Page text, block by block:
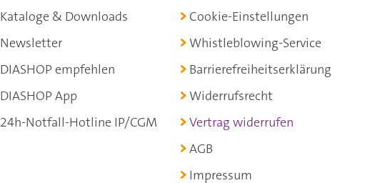
Kataloge & Downloads
Newsletter
DIASHOP empfehlen
DIASHOP App
24h-Notfall-Hotline IP/CGM
Cookie-Einstellungen
Whistleblowing-Service
Barrierefreiheitserklärung
Widerrufsrecht
Vertrag widerrufen
AGB
Impressum